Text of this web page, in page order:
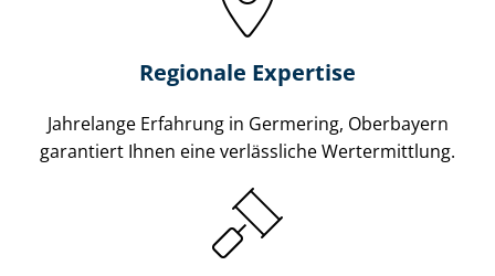
Regionale Expertise
Jahrelange Erfahrung in Germering, Oberbayern
garantiert Ihnen eine verlässliche Wertermittlung.